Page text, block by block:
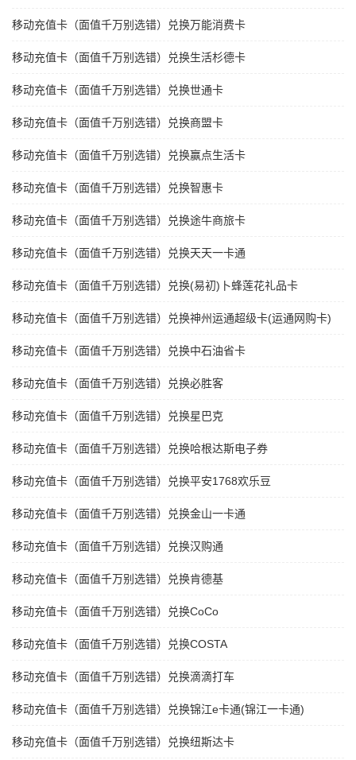
移动充值卡（面值千万别选错）兑换万能消费卡
移动充值卡（面值千万别选错）兑换生活杉德卡
移动充值卡（面值千万别选错）兑换世通卡
移动充值卡（面值千万别选错）兑换商盟卡
移动充值卡（面值千万别选错）兑换赢点生活卡
移动充值卡（面值千万别选错）兑换智惠卡
移动充值卡（面值千万别选错）兑换途牛商旅卡
移动充值卡（面值千万别选错）兑换天天一卡通
移动充值卡（面值千万别选错）兑换(易初)卜蜂莲花礼品卡
移动充值卡（面值千万别选错）兑换神州运通超级卡(运通网购卡)
移动充值卡（面值千万别选错）兑换中石油省卡
移动充值卡（面值千万别选错）兑换必胜客
移动充值卡（面值千万别选错）兑换星巴克
移动充值卡（面值千万别选错）兑换哈根达斯电子券
移动充值卡（面值千万别选错）兑换平安1768欢乐豆
移动充值卡（面值千万别选错）兑换金山一卡通
移动充值卡（面值千万别选错）兑换汉购通
移动充值卡（面值千万别选错）兑换肯德基
移动充值卡（面值千万别选错）兑换CoCo
移动充值卡（面值千万别选错）兑换COSTA
移动充值卡（面值千万别选错）兑换滴滴打车
移动充值卡（面值千万别选错）兑换锦江e卡通(锦江一卡通)
移动充值卡（面值千万别选错）兑换纽斯达卡